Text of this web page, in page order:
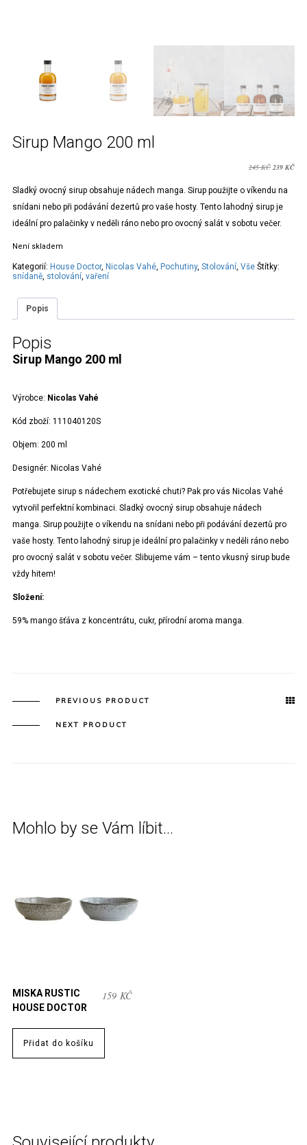
Sirup Mango 200 ml
245KČ PŮVODNÍ
239KČ
Sladký ovocný sirup obsahuje nádech manga. Sirup použijte o víkendu na
snídani nebo při podávání dezertů pro vaše hosty. Tento lahodný sirup je
ideální pro palačinky v neděli ráno nebo pro ovocný salát v sobotu večer.
Není skladem
Kategorií: House Doctor, Nicolas Vahé, Pochutiny, Stolování, Vše Štítky:
snídaně, stolování, vaření
Popis
Popis
Sirup Mango 200 ml
Výrobce: Nicolas Vahé
Kód zboží: 111040120S
Objem: 200 ml
Designér: Nicolas Vahé
Potřebujete sirup s nádechem exotické chuti? Pak pro vás Nicolas Vahé
vytvořil perfektní kombinaci. Sladký ovocný sirup obsahuje nádech
manga. Sirup použijte o víkendu na snídani nebo při podávání dezertů pro
vaše hosty. Tento lahodný sirup je ideální pro palačinky v neděli ráno nebo
pro ovocný salát v sobotu večer. Slibujeme vám – tento vkusný sirup bude
vždy hitem!
Složení:
59% mango šťáva z koncentrátu, cukr, přírodní aroma manga.
PREVIOUS PRODUCT
NEXT PRODUCT
Mohlo by se Vám líbit…
MISKA RUSTIC
HOUSE DOCTOR
159KČ
Přidat do košíku